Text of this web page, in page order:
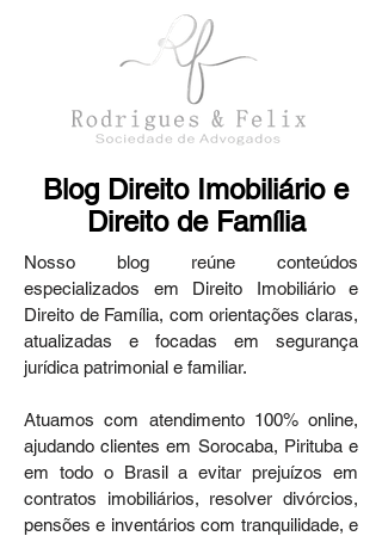
Blog Direito Imobiliário e
Direito de Família
Nosso blog reúne conteúdos
especializados em Direito Imobiliário e
Direito de Família, com orientações claras,
atualizadas e focadas em segurança
jurídica patrimonial e familiar.
Atuamos com atendimento 100% online,
ajudando clientes em Sorocaba, Pirituba e
em todo o Brasil a evitar prejuízos em
contratos imobiliários, resolver divórcios,
pensões e inventários com tranquilidade, e